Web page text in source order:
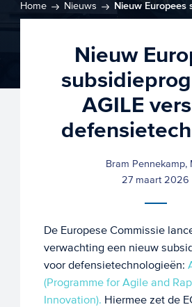
Home Nieuws
Nieuw Europees
Nieuw
AGILE
Bram Pennekamp,
27 maart 2026
De Europese Commissie
verwachting een nieuw
voor defensietechnologieën:
(Programme for Agile and
Innovation). Hiermee zet de